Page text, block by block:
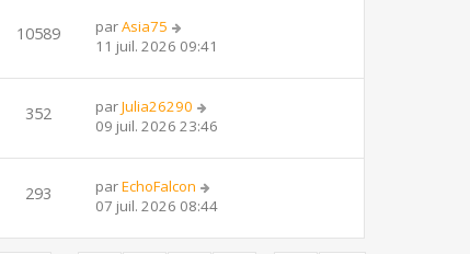
10589 parAsia75
11 juil. 2026 09:41
352 parJulia26290
09 juil. 2026 23:46
293 parEchoFalcon
07 juil. 2026 08:44